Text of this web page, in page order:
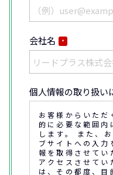
会社名 *
個人情報の取り扱い
お客様からいただ
的に必要な範囲内
します。 また、
ブサイトへの入力
報を取得させてい
アクセスさせてい
は、その都度、目